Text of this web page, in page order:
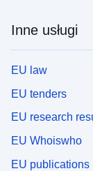
Inne usługi
EU law
EU tenders
EU research
EU Whoiswho
EU publications